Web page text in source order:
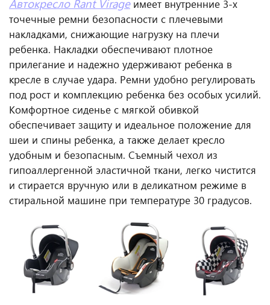
Автокресло Rant Virage имеет внутренние 3-х
точечные ремни безопасности с плечевыми
накладками, снижающие нагрузку на плечи
ребенка. Накладки обеспечивают плотное
прилегание и надежно удерживают ребенка в
кресле в случае удара. Ремни удобно регулировать
под рост и комплекцию ребенка без особых усилий.
Комфортное сиденье с мягкой обивкой
обеспечивает защиту и идеальное положение для
шеи и спины ребенка, а также делает кресло
удобным и безопасным. Съемный чехол из
гипоаллергенной эластичной ткани, легко чистится
и стирается вручную или в деликатном режиме в
стиральной машине при температуре 30 градусов.